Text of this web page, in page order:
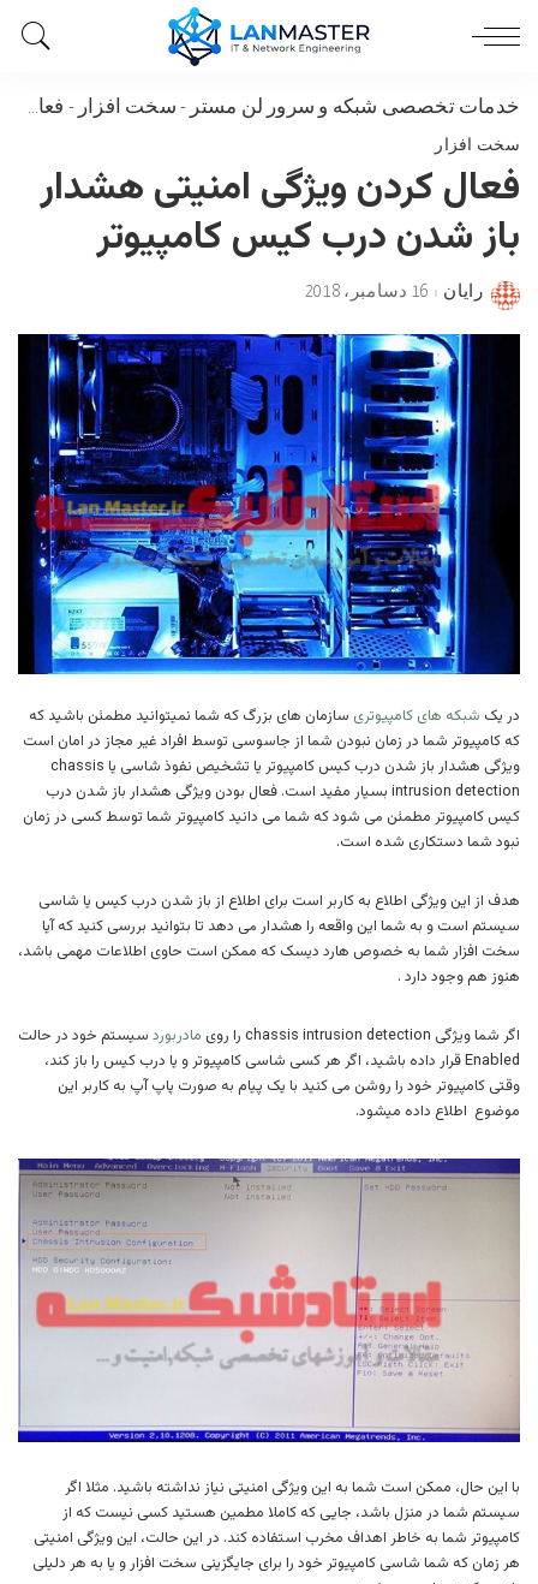
خدمات تخصصی شبکه و سرور لن مستر - سخت افزار - فعال کردن ویژگی امنیتی هشدار باز شدن درب کیس کامپیوتر
سخت افزار
فعال کردن ویژگی امنیتی هشدار
باز شدن درب کیس کامپیوتر
Posted
رایان 16 دسامبر، 2018
در یک شبکه های کامپیوتری سازمان های بزرگ که شما نمیتوانید مطمئن باشید که
که کامپیوتر شما در زمان نبودن شما از جاسوسی توسط افراد غیر مجاز در امان است
ویژگی هشدار باز شدن درب کیس کامپیوتر یا تشخیص نفوذ شاسی یا chassis
intrusion detection بسیار مفید است. فعال بودن ویژگی هشدار باز شدن درب
کیس کامپیوتر مطمئن می شود که شما می دانید کامپیوتر شما توسط کسی در زمان
نبود شما دستکاری شده است.
هدف از این ویژگی اطلاع به کاربر است برای اطلاع از باز شدن درب کیس یا شاسی
سیستم است و به شما این واقعه را هشدار می دهد تا بتوانید بررسی کنید که آیا
سخت افزار شما به خصوص هارد دیسک که ممکن است حاوی اطلاعات مهمی باشد،
هنوز هم وجود دارد .
اگر شما ویژگی chassis intrusion detection را روی مادربورد سیستم خود در حالت
Enabled قرار داده باشید، اگر هر کسی شاسی کامپیوتر و یا درب کیس را باز کند،
وقتی کامپیوتر خود را روشن می کنید با یک پیام به صورت پاپ آپ به کاربر این
موضوع اطلاع داده میشود.
با این حال، ممکن است شما به این ویژگی امنیتی نیاز نداشته باشید. مثلا اگر
سیستم شما در منزل باشد، جایی که کاملا مطمین هستید کسی نیست که از
کامپیوتر شما به خاطر اهداف مخرب استفاده کند. در این حالت، این ویژگی امنیتی
هر زمان که شما شاسی کامپیوتر خود را برای جایگزینی سخت افزار و یا به هر دلیلی